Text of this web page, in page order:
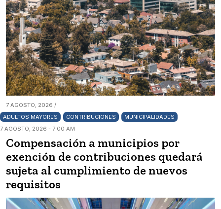
7 AGOSTO, 2026 /
ADULTOS MAYORES
CONTRIBUCIONES
MUNICIPALIDADES
7 AGOSTO, 2026 - 7:00 AM
Compensación a municipios por
exención de contribuciones quedará
sujeta al cumplimiento de nuevos
requisitos